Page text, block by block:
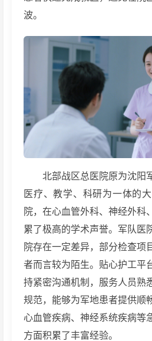
波。
北部战区总医院原为沈阳
医疗、教学、科研为一体的
院，在心血管外科、神经外科
累了极高的学术声誉。军队医
院存在一定差异，部分检查项
者而言较为陌生。贴心护工平
持紧密沟通机制，服务人员熟
规范，能够为军地患者提供顺
心血管疾病、神经系统疾病等
方面积累了丰富经验。